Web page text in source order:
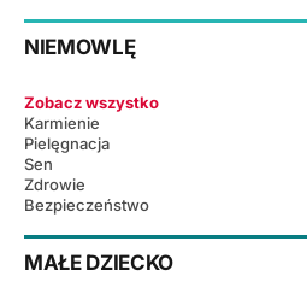
NIEMOWLĘ
Zobacz wszystko
Karmienie
Pielęgnacja
Sen
Zdrowie
Bezpieczeństwo
MAŁE DZIECKO